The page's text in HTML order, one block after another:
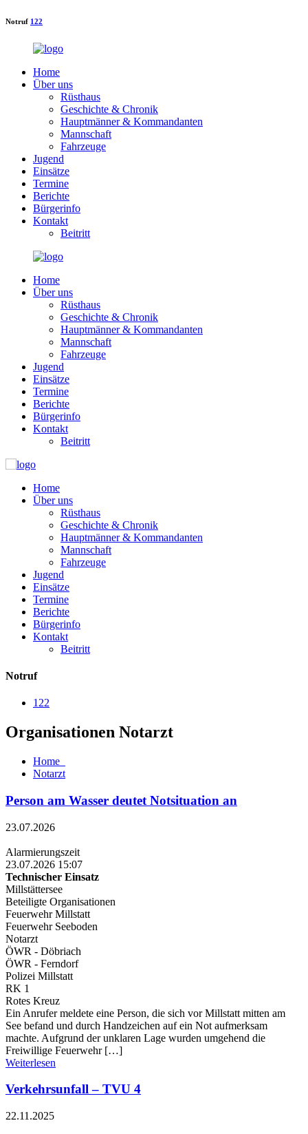
Notruf 122
Home
Über uns
Rüsthaus
Geschichte & Chronik
Hauptmänner & Kommandanten
Mannschaft
Fahrzeuge
Jugend
Einsätze
Termine
Berichte
Bürgerinfo
Kontakt
Beitritt
Home
Über uns
Rüsthaus
Geschichte & Chronik
Hauptmänner & Kommandanten
Mannschaft
Fahrzeuge
Jugend
Einsätze
Termine
Berichte
Bürgerinfo
Kontakt
Beitritt
Home
Über uns
Rüsthaus
Geschichte & Chronik
Hauptmänner & Kommandanten
Mannschaft
Fahrzeuge
Jugend
Einsätze
Termine
Berichte
Bürgerinfo
Kontakt
Beitritt
Notruf
122
Organisationen Notarzt
Home
Notarzt
Person am Wasser deutet Notsituation an
23.07.2026
Alarmierungszeit
23.07.2026 15:07
Technischer Einsatz
Millstättersee
Beteiligte Organisationen
Feuerwehr Millstatt
Feuerwehr Seeboden
Notarzt
ÖWR - Döbriach
ÖWR - Ferndorf
Polizei Millstatt
RK 1
Rotes Kreuz
Ein Anrufer meldete eine Person, die sich vor Millstatt mitten am
See befand und durch Handzeichen auf ein Not aufmerksam
machte. Aufgrund der unklaren Lage wurden umgehend die
Freiwillige Feuerwehr […]
Weiterlesen
Verkehrsunfall – TVU 4
22.11.2025